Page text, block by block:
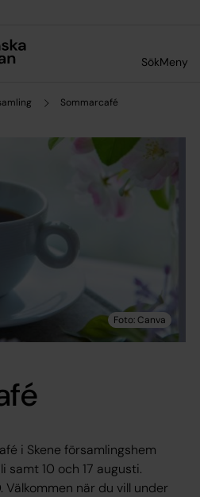
SökMeny
Sommarcafé
i Skene församlingshem
10 och 17 augusti.
Välkommen när du vill under